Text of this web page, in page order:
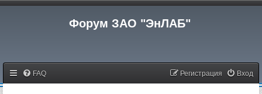
Форум ЗАО "ЭнЛАБ"
FAQ Вход
Регистрация